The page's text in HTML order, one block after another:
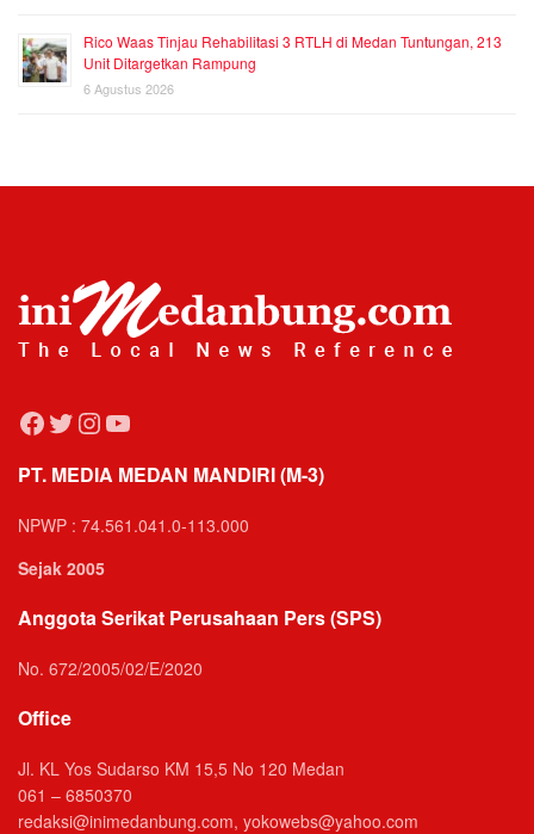
Rico Waas Tinjau Rehabilitasi 3 RTLH di Medan Tuntungan, 213
Unit Ditargetkan Rampung
6 Agustus 2026
Facebook
Twitter
Instagram
YouTube
PT. MEDIA MEDAN MANDIRI (M-3)
NPWP : 74.561.041.0-113.000
Sejak 2005
Anggota Serikat Perusahaan Pers (SPS)
No. 672/2005/02/E/2020
Office
Jl. KL Yos Sudarso KM 15,5 No 120 Medan
061 – 6850370
redaksi@inimedanbung.com, yokowebs@yahoo.com